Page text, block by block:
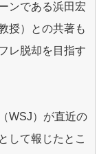
ンである浜田宏
授）との共著も
レ脱却を目指す
WSJ）が直近の
して報じたとこ